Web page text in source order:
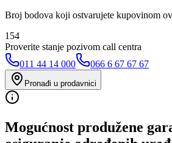
Broj bodova koji ostvarujete kupovinom
154
Proverite stanje pozivom call centra
011 44 14 000
066 6 67 67 67
Pronađi u prodavnici
Mogućnost produžene